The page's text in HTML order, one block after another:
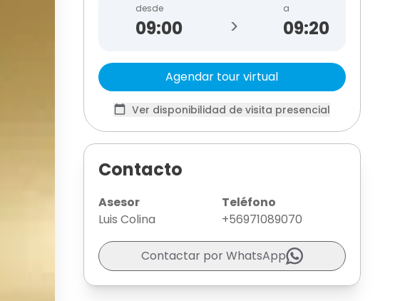
desde
>
a
09:20
Agendar tour virtual
Ver disponibilidad de visita presencial
Contacto
Asesor
Luis Colina
Teléfono
+56971089070
Contactar por WhatsApp